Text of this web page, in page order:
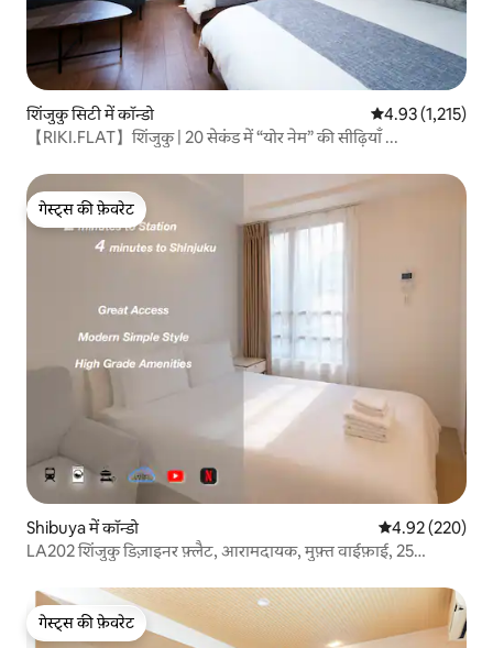
शिंजुकु सिटी में कॉन्डो औसत रेटिंग 5 में से
4.93 (1,215)
【RIKI.FLAT】शिंजुकु | 20 सेकंड में “योर नेम” की सीढ़ियाँ ...
गेस्ट्स की फ़ेवरेट
गेस्ट्स की फ़ेवरेट
Shibuya में कॉन्डो औसत रेटिंग 5 में से
4.92 (220)
LA202 शिंजुकु डिज़ाइनर फ़्लैट, आरामदायक, मुफ़्त वाईफ़ाई, 25
गेस्ट्स की फ़ेवरेट
गेस्ट्स की फ़ेवरेट